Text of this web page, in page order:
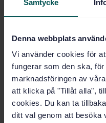
Samtycke
Denna webbplats
Vi använder cookies för
fungerar som den ska,
marknadsföringen av
att klicka på "Tillåt alla",
cookies. Du kan ta
ditt val genom att besöka
resurserna används på
sätt. Revisioner kan även
– En av de viktigaste
ökat fokus på
Samtidigt har
anpassats för till exempel
– Min drivkraft är att